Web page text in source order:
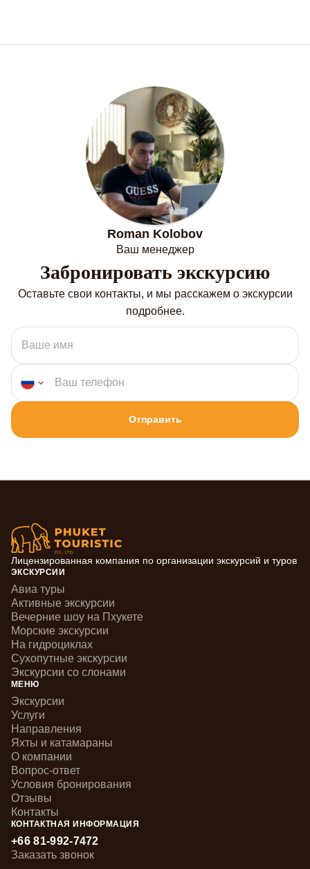
Roman Kolobov
Ваш менеджер
Забронировать экскурсию
Оставьте свои контакты, и мы расскажем о экскурсии
подробнее.
Отправить
Лицензированная компания по организации экскурсий и туров
ЭКСКУРСИИ
Авиа туры
Активные экскурсии
Вечерние шоу на Пхукете
Морские экскурсии
На гидроциклах
Сухопутные экскурсии
Экскурсии со слонами
МЕНЮ
Экскурсии
Услуги
Направления
Яхты и катамараны
О компании
Вопрос-ответ
Условия бронирования
Отзывы
Контакты
КОНТАКТНАЯ ИНФОРМАЦИЯ
+66 81-992-7472
Заказать звонок